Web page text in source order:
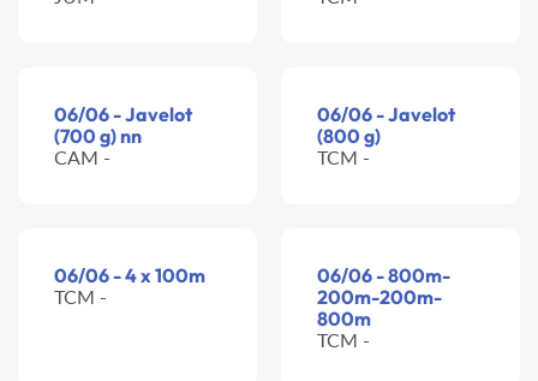
06/06 - Javelot
(700 g) nn
CAM -
06/06 - Javelot
(800 g)
TCM -
06/06 - 4 x 100m
TCM -
06/06 - 800m-
200m-200m-
800m
TCM -